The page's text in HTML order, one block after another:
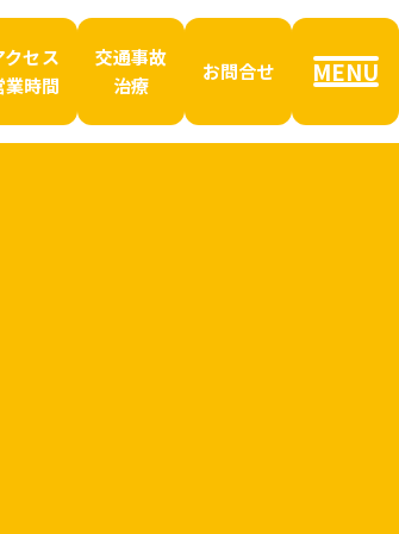
クセス
業時間
交通事故
治療
お問合せ MENU